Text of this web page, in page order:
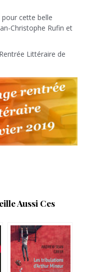
cette belle
Christophe Rufin et
Littéraire de
Aussi Ces